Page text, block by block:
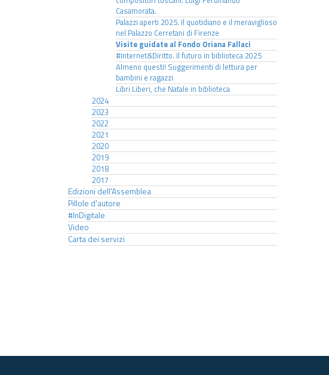
Casamorata.
Palazzi aperti 2025. Il quotidiano e il meraviglioso
nel Palazzo Cerretani di Firenze
Visite guidate al Fondo Oriana Fallaci
#Internet&Diritto. Il futuro in biblioteca 2025
Almeno questi! Suggerimenti di lettura per
bambini e ragazzi
Libri Liberi, che Natale in biblioteca
2024
2023
2022
2021
2020
2019
2018
2017
Edizioni dell'Assemblea
Pillole d'autore
#InDigitale
Video
Carta dei servizi